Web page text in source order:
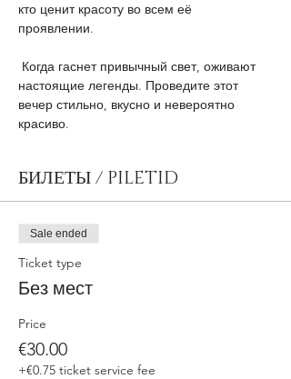
кто ценит красоту во всем её
проявлении.
настоящие легенды. Проведите этот
вечер стильно, вкусно и невероятно
красиво.
БИЛЕТЫ / PILETID
Sale ended
Ticket type
Без мест
Price
€30.00
+€0.75 ticket service fee